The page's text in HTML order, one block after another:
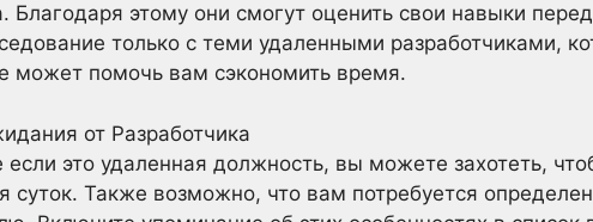
Благодаря этому они смогут оценить свои навыки
только с теми удаленными разработчиками,
может помочь вам сэкономить время.
от Разработчика
это удаленная должность, вы можете захотеть,
суток. Также возможно, что вам потребуется